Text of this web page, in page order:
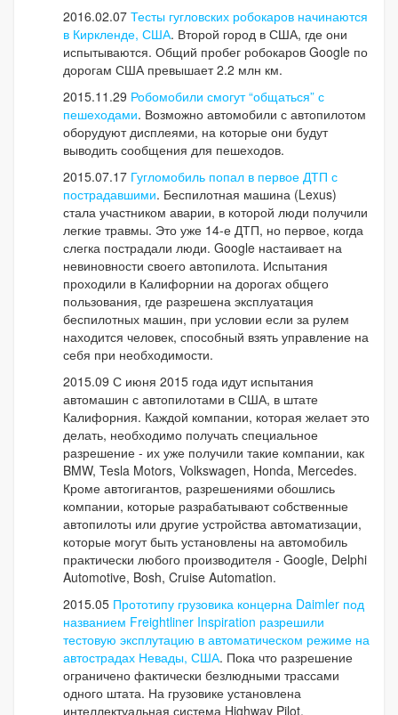
2016.02.07 Тесты гугловских робокаров начинаются
в Киркленде, США. Второй город в США, где они
испытываются. Общий пробег робокаров Google по
дорогам США превышает 2.2 млн км.
2015.11.29 Робомобили смогут “общаться” с
пешеходами. Возможно автомобили с автопилотом
оборудуют дисплеями, на которые они будут
выводить сообщения для пешеходов.
2015.07.17 Гугломобиль попал в первое ДТП с
пострадавшими. Беспилотная машина (Lexus)
стала участником аварии, в которой люди получили
легкие травмы. Это уже 14-е ДТП, но первое, когда
слегка пострадали люди. Google настаивает на
невиновности своего автопилота. Испытания
проходили в Калифорнии на дорогах общего
пользования, где разрешена эксплуатация
беспилотных машин, при условии если за рулем
находится человек, способный взять управление на
себя при необходимости.
2015.09 С июня 2015 года идут испытания
автомашин с автопилотами в США, в штате
Калифорния. Каждой компании, которая желает это
делать, необходимо получать специальное
разрешение - их уже получили такие компании, как
BMW, Tesla Motors, Volkswagen, Honda, Mercedes.
Кроме автогигантов, разрешениями обошлись
компании, которые разрабатывают собственные
автопилоты или другие устройства автоматизации,
которые могут быть установлены на автомобиль
практически любого производителя - Google, Delphi
Automotive, Bosh, Cruise Automation.
2015.05 Прототипу грузовика концерна Daimler под
названием Freightliner Inspiration разрешили
тестовую эксплутацию в автоматическом режиме на
автострадах Невады, США. Пока что разрешение
ограничено фактически безлюдными трассами
одного штата. На грузовике установлена
интеллектуальная система Highway Pilot,